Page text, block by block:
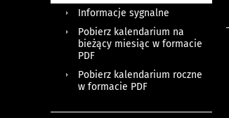
Informacje sygnalne
Pobierz kalendarium na
bieżący miesiąc w formacie
PDF
Pobierz kalendarium roczne
w formacie PDF